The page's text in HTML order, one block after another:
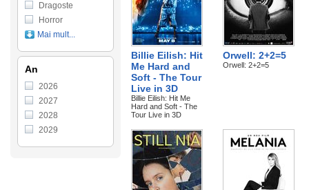
Billie Eilish: Hit
Me Hard and
Soft - The Tour
Live in 3D
Billie Eilish: Hit Me
Hard and Soft - The
Tour Live in 3D
Orwell: 2+2=5
Orwell: 2+2=5
Dragoste
Horror
Mai mult...
An
2026
2027
2028
2029